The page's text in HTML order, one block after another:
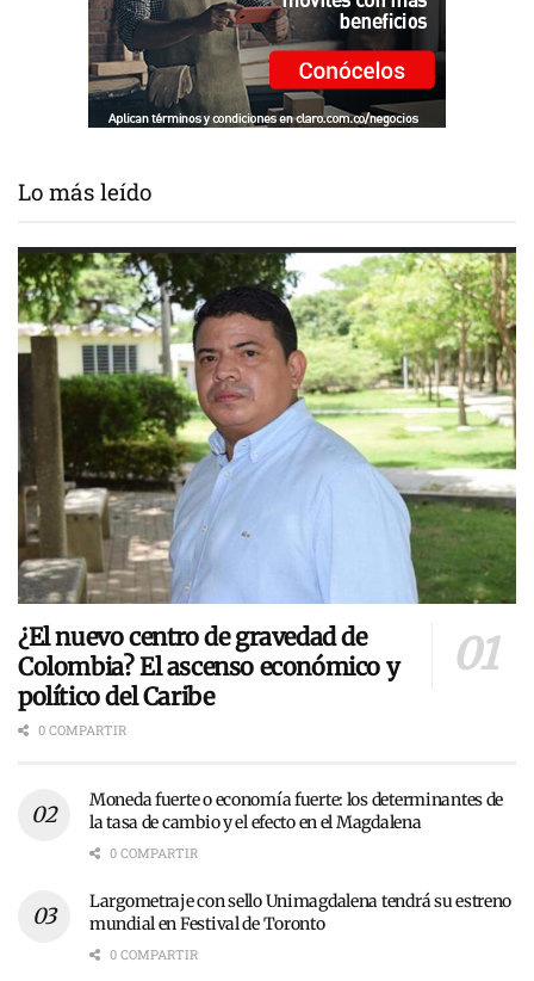
Lo más leído
¿El nuevo centro de gravedad de
Colombia? El ascenso económico y
político del Caribe
0 COMPARTIR
Moneda fuerte o economía fuerte: los determinantes de
la tasa de cambio y el efecto en el Magdalena
0 COMPARTIR
Largometraje con sello Unimagdalena tendrá su estreno
mundial en Festival de Toronto
0 COMPARTIR